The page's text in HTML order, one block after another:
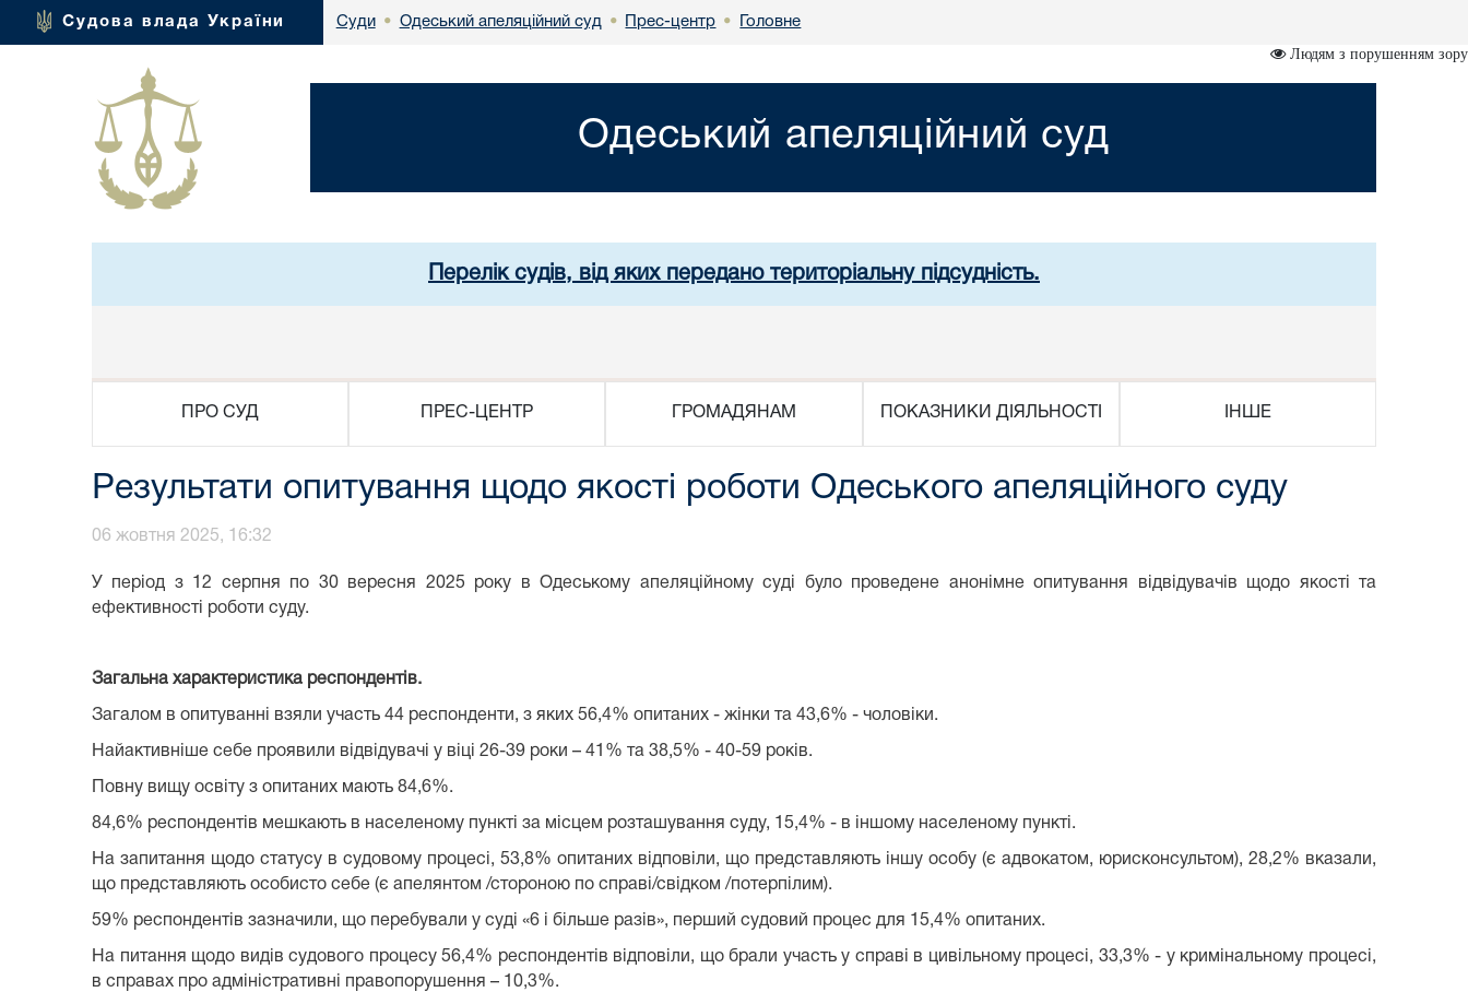
Судова влада України Суди • Одеський апеляційний суд • Прес-центр • Головне
Людям з порушенням зору
Одеський апеляційний суд
Перелік судів, від яких передано територіальну підсудність.
ПРО СУД ПРЕС-ЦЕНТР ГРОМАДЯНАМ ПОКАЗНИКИ ДІЯЛЬНОСТІ ІНШЕ
Результати опитування щодо якості роботи Одеського апеляційного суду
06 жовтня 2025, 16:32
У період з 12 серпня по 30 вересня 2025 року в Одеському апеляційному суді було проведене анонімне опитування відвідувачів щодо якості та
ефективності роботи суду.
Загальна характеристика респондентів.
Загалом в опитуванні взяли участь 44 респонденти, з яких 56,4% опитаних - жінки та 43,6% - чоловіки.
Найактивніше себе проявили відвідувачі у віці 26-39 роки – 41% та 38,5% - 40-59 років.
Повну вищу освіту з опитаних мають 84,6%.
84,6% респондентів мешкають в населеному пункті за місцем розташування суду, 15,4% - в іншому населеному пункті.
На запитання щодо статусу в судовому процесі, 53,8% опитаних відповіли, що представляють іншу особу (є адвокатом, юрисконсультом), 28,2% вказали,
що представляють особисто себе (є апелянтом /стороною по справі/свідком /потерпілим).
59% респондентів зазначили, що перебували у суді «6 і більше разів», перший судовий процес для 15,4% опитаних.
На питання щодо видів судового процесу 56,4% респондентів відповіли, що брали участь у справі в цивільному процесі, 33,3% - у кримінальному процесі,
в справах про адміністративні правопорушення – 10,3%.